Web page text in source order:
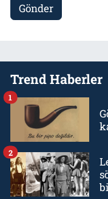
Gönder
Trend Haberler
1
2